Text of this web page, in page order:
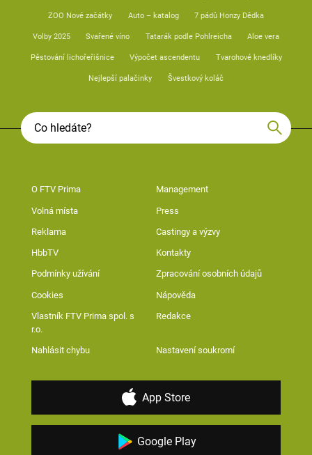
ZOO Nové začátky Auto – katalog 7 pádů Honzy Dědka
Volby 2025 Svařené víno Tatarák podle Pohlreicha Aloe vera
Pěstování lichořeřišnice Výpočet ascendentu Tvarohové knedlíky
Nejlepší palačinky Švestkový koláč
O FTV Prima Management
Volná místa Press
Reklama Castingy a výzvy
HbbTV Kontakty
Podmínky užívání Zpracování osobních údajů
Cookies Nápověda
Vlastník FTV Prima spol. s
r.o.
Redakce
Nahlásit chybu Nastavení soukromí
App Store
Google Play